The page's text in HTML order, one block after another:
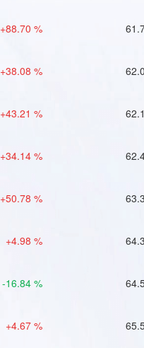
+88.70 %
+38.08 %
+43.21 %
+34.14 %
+50.78 %
+4.98 %
-16.84 %
+4.67 %